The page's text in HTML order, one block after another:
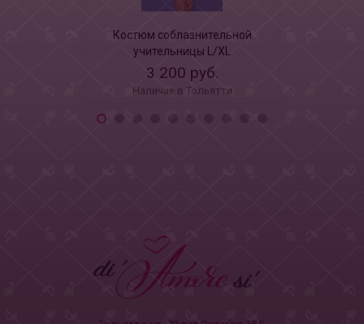
Костюм соблазнительной
учительницы L/XL
3 200 руб.
Наличие в Тольятти